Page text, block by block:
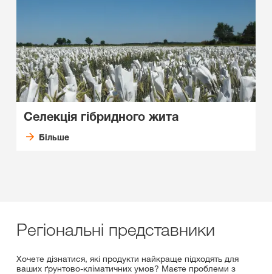
Селекція гібридного жита
Більше
Регіональні представники
Хочете дізнатися, які продукти найкраще підходять для
ваших ґрунтово-кліматичних умов? Маєте проблеми з